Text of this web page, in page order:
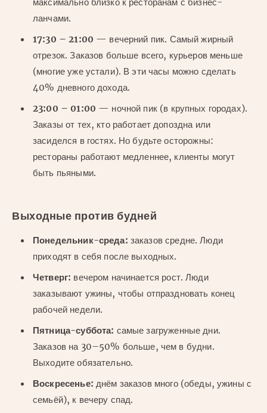
ланчами.
17:30 – 21:00 — вечерний пик. Самый жирный
отрезок. Заказов больше всего, курьеров меньше
(многие уже устали). В эти часы можно сделать
40% дневного дохода.
23:00 – 01:00 — ночной пик (в крупных городах).
Заказы от тех, кто работает допоздна или
засиделся в гостях. Но будьте осторожны:
рестораны работают медленнее, клиенты могут
быть пьяными.
Выходные против будней
Понедельник-среда: заказов средне. Люди
приходят в себя после выходных.
Четверг: вечером начинается рост. Люди
заказывают ужины, чтобы отпраздновать конец
рабочей недели.
Пятница-суббота: самые загруженные дни.
Заказов на 30–50% больше, чем в будни.
Выходите обязательно.
Воскресенье: днём заказов много (обеды, ужины с
семьёй), к вечеру спад.